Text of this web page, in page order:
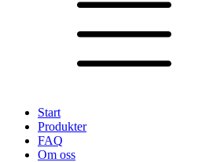
Start
Produkter
FAQ
Om oss